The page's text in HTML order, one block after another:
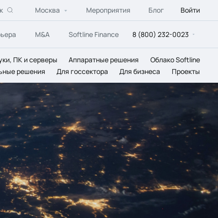
Москва Мероприятия Блог Войти
M&A Softline Finance 8 (800) 232-0023
ПК и серверы Аппаратные решения
Облако Softline
решения
Для госсектора Для бизнеса Проекты